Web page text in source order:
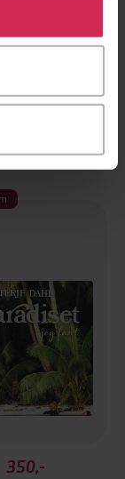
kan også
ved å klikke
Olsen
350,-